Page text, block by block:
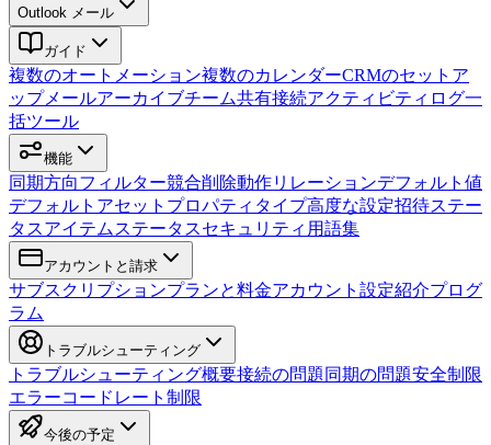
Outlook メール
ガイド
複数のオートメーション複数のカレンダーCRMのセットア
ップメールアーカイブチーム共有接続アクティビティログ一
括ツール
機能
同期方向フィルター競合削除動作リレーションデフォルト値
デフォルトアセット プロパティタイプ高度な設定招待ステー
タスアイテムステータスセキュリティ 用語集
アカウントと請求
サブスクリプションプランと料金アカウント設定紹介プログ
ラム
トラブルシューティング
トラブルシューティング概要接続の問題 同期の問題安全制限
エラーコード レート制限
今後の予定